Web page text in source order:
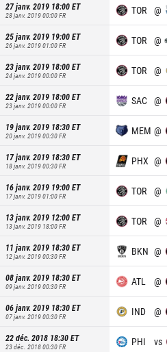
27 janv. 2019 18:00ET
28 janv. 2019 00:00FR TOR @
25 janv. 2019 19:00ET
26 janv. 2019 01:00FR TOR @
23 janv. 2019 18:00ET
24 janv. 2019 00:00FR TOR @
22 janv. 2019 18:00ET
23 janv. 2019 00:00FR SAC @
19 janv. 2019 18:30ET
20 janv. 2019 00:30FR MEM @
17 janv. 2019 18:30ET
18 janv. 2019 00:30FR PHX @
16 janv. 2019 19:00ET
17 janv. 2019 01:00FR TOR @
13 janv. 2019 12:00ET
13 janv. 2019 18:00FR TOR @
11 janv. 2019 18:30ET
12 janv. 2019 00:30FR BKN @
08 janv. 2019 18:30ET
09 janv. 2019 00:30FR ATL @
06 janv. 2019 18:30ET
07 janv. 2019 00:30FR IND @
22 déc. 2018 18:30ET
23 déc. 2018 00:30FR PHI vs